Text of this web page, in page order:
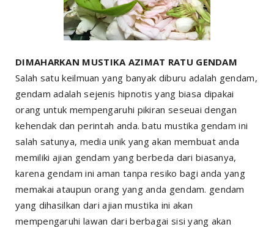
DIMAHARKAN MUSTIKA AZIMAT RATU GENDAM
Salah satu keilmuan yang banyak diburu adalah gendam,
gendam adalah sejenis hipnotis yang biasa dipakai
orang untuk mempengaruhi pikiran seseuai dengan
kehendak dan perintah anda. batu mustika gendam ini
salah satunya, media unik yang akan membuat anda
memiliki ajian gendam yang berbeda dari biasanya,
karena gendam ini aman tanpa resiko bagi anda yang
memakai ataupun orang yang anda gendam. gendam
yang dihasilkan dari ajian mustika ini akan
mempengaruhi lawan dari berbagai sisi yang akan